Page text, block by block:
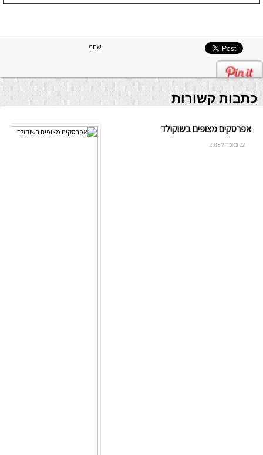
שתף
כתבות קשורות
אפרסקים מצופים בשוקולד
22 באפריל 2018